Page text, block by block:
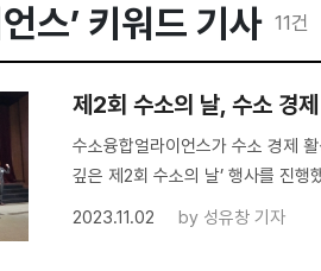
스’ 키워드 기사 11건
제2회 수소의 날, 수소 경
수소융합얼라이언스가 수소 경제
깊은 제2회 수소의 날’ 행사를 진행
2023.11.02
by 성유창 기자